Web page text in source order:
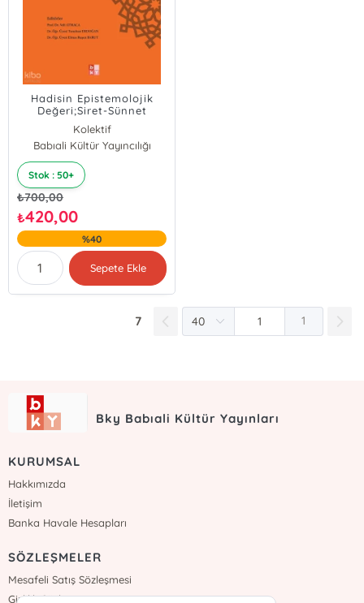
Hadisin Epistemolojik
Değeri;Siret-Sünnet
Külliyatı - 4
Kolektif
Babıali Kültür Yayıncılığı
Stok : 50+
₺700,00
₺420,00
%40
Sepete Ekle
7 1
Bky Babıali Kültür Yayınları
KURUMSAL
Hakkımızda
İletişim
Banka Havale Hesapları
SÖZLEŞMELER
Mesafeli Satış Sözleşmesi
Gizlilik Sözleşmesi